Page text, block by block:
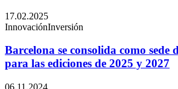
17.02.2025
InnovaciónInversión
Barcelona se consolida como sede
para las ediciones de 2025 y 2027